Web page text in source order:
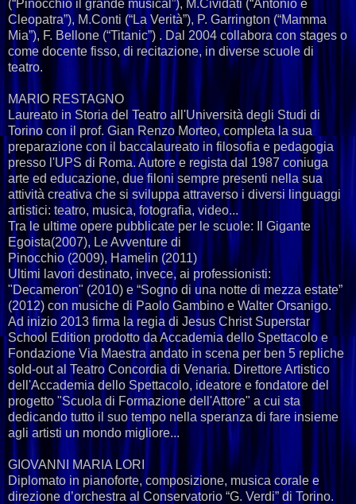
(“Pinocchio il grande musical”), M.Cividati (“Antonio e
Cleopatra”), M.Conti (“La Verità”), P. Garrington (“Mamma
Mia”), F. Bellone (“Titanic”) . Dal 2004 collabora con stages o
come docente fisso, di recitazione, in diverse scuole di
teatro.
MARIO RESTAGNO
Laureato in Storia del Teatro all'Università degli Studi di
Torino con il prof. Gian Renzo Morteo, completa la sua
preparazione con il baccalaureato in filosofia e pedagogia
presso l'UPS di Roma. Autore e regista dal 1987 coniuga
arte ed educazione, due filoni sempre presenti nella sua
attività creativa che si sviluppa attraverso i diversi linguaggi
artistici: teatro, musica, fotografia, video...
Tra le ultime opere pubblicate per le scuole: Il Gigante
Egoista(2007), Le Avventure di
Pinocchio (2009), Hamelin (2011)
Ultimi lavori destinato, invece, ai professionisti:
"Decameron" (2010) e “Sogno di una notte di mezza estate”
(2012) con musiche di Paolo Gambino e Walter Orsanigo.
Ad inizio 2013 firma la regia di Jesus Christ Superstar
School Edition prodotto da Accademia dello Spettacolo e
Fondazione Via Maestra andato in scena per ben 5 repliche
sold-out al Teatro Concordia di Venaria. Direttore Artistico
dell'Accademia dello Spettacolo, ideatore e fondatore del
progetto "Scuola di Formazione dell'Attore" a cui sta
dedicando tutto il suo tempo nella speranza di fare insieme
agli artisti un mondo migliore...
GIOVANNI MARIA LORI
Diplomato in pianoforte, composizione, musica corale e
direzione d’orchestra al Conservatorio “G. Verdi” di Torino.